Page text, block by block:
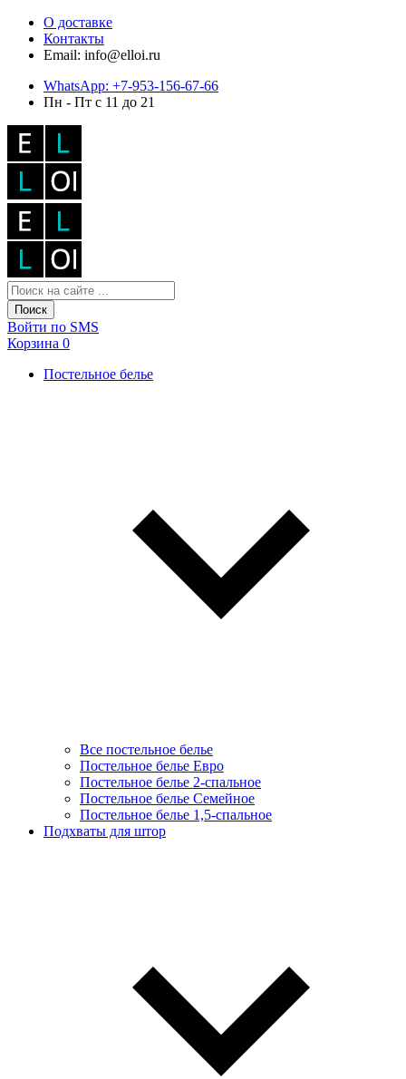
О доставке
Контакты
Email: info@elloi.ru
WhatsApp: +7-953-156-67-66
Пн - Пт с 11 до 21
Поиск
Войти по SMS
Корзина 0
Постельное белье
Все постельное белье
Постельное белье Евро
Постельное белье 2-спальное
Постельное белье Семейное
Постельное белье 1,5-спальное
Подхваты для штор